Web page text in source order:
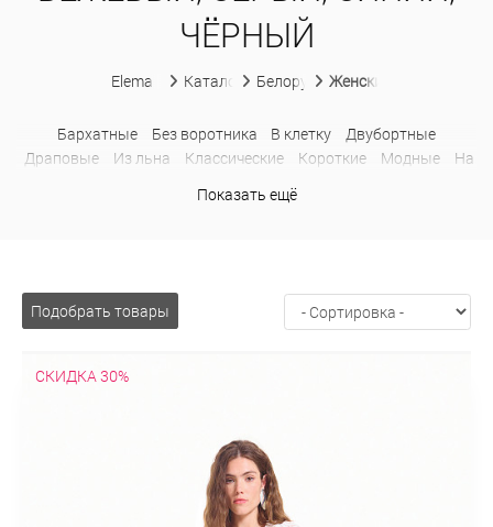
ЧЁРНЫЙ
Elema Каталог Белорусская женская одежда
Женские жакеты
Бархатныe Без воротника В клетку
Двубортные
Драповые
Из льна Классические Короткие Модные
На
Прямые С поясом
Показать ещё
Подобрать товары
СКИДКА 30%